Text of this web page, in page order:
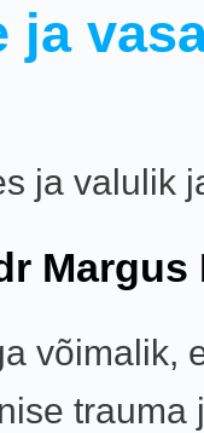
ja
ja valulik
Margus
võimalik,
trauma